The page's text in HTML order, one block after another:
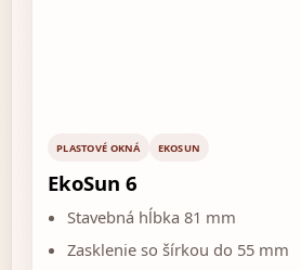
PLASTOVÉ OKNÁ EKOSUN
EkoSun 6
Stavebná hĺbka 81 mm
Zasklenie so šírkou do 55 mm